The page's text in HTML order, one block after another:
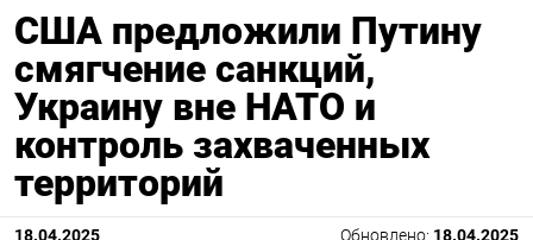
США предложили Путину
смягчение санкций,
Украину вне НАТО и
контроль захваченных
территорий
18.04.2025 Обновлено: 18.04.2025